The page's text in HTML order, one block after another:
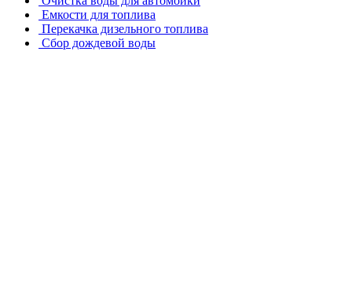
Емкости для топлива
Перекачка дизельного топлива
Сбор дождевой воды